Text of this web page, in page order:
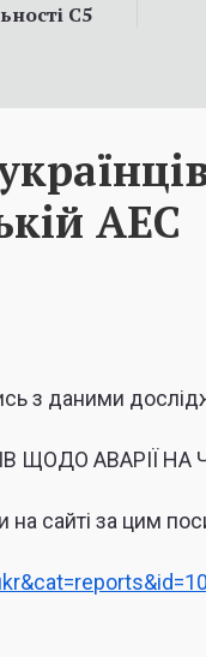
С5
АЕС
з даними
ЩОДО АВАРІЇ
на сайті за цим